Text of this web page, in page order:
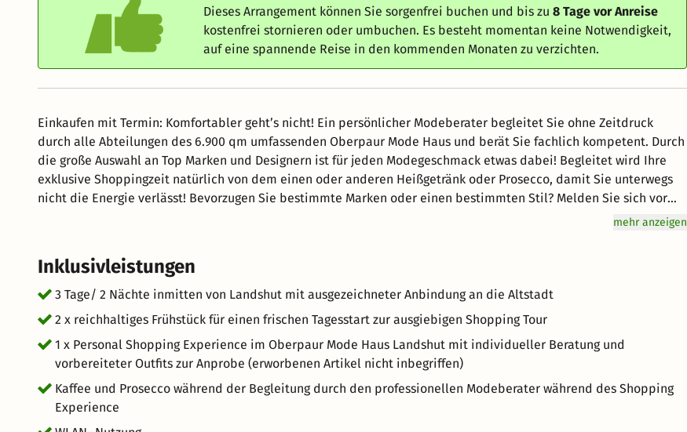
Dieses Arrangement können Sie sorgenfrei buchen und bis zu8 Tage vor Anreise
kostenfrei stornieren oder umbuchen. Es besteht momentan keine Notwendigkeit,
auf eine spannende Reise in den kommenden Monaten zu verzichten.
Einkaufen mit Termin: Komfortabler geht’s nicht! Ein persönlicher Modeberater begleitet Sie ohne Zeitdruck
durch alle Abteilungen des 6.900 qm umfassenden Oberpaur Mode Haus und berät Sie fachlich kompetent. Durch
die große Auswahl an Top Marken und Designern ist für jeden Modegeschmack etwas dabei! Begleitet wird Ihre
exklusive Shoppingzeit natürlich von dem einen oder anderen Heißgetränk oder Prosecco, damit Sie unterwegs
nicht die Energie verlässt! Bevorzugen Sie bestimmte Marken oder einen bestimmten Stil? Melden Sie sich vor
mehr anzeigen
Inklusivleistungen
3 Tage/ 2 Nächte inmitten von Landshut mit ausgezeichneter Anbindung an die Altstadt
2 x reichhaltiges Frühstück für einen frischen Tagesstart zur ausgiebigen Shopping Tour
1 x Personal Shopping Experience im Oberpaur Mode Haus Landshut mit individueller Beratung und
vorbereiteter Outfits zur Anprobe (erworbenen Artikel nicht inbegriffen)
Kaffee und Prosecco während der Begleitung durch den professionellen Modeberater während des Shopping
Experience